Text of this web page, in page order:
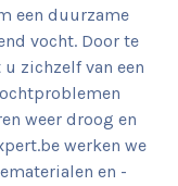
een duurzame
vocht. Door te
zichzelf van een
weer droog en
werken we
en -